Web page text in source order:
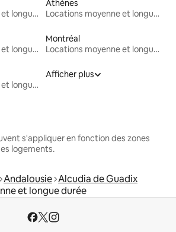
Locations moyenne et longue durée
Athènes
Locations moyenne et longue durée
Locations moyenne et longue durée
Montréal
Locations moyenne et longue durée
Locations moyenne et longue durée
Afficher plus
s'appliquer en fonction des zones
logements.
Andalousie Alcudia de Guadix
et longue durée